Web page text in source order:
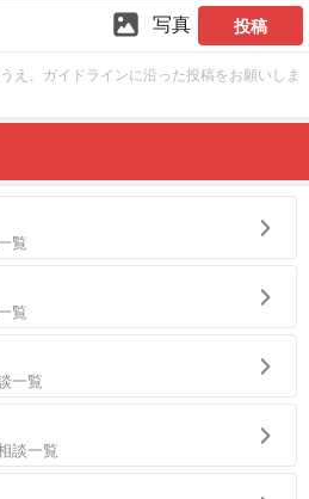
写真 投稿
え、ガイドラインに沿った投稿をお願いしま
覧
覧
一覧
談一覧